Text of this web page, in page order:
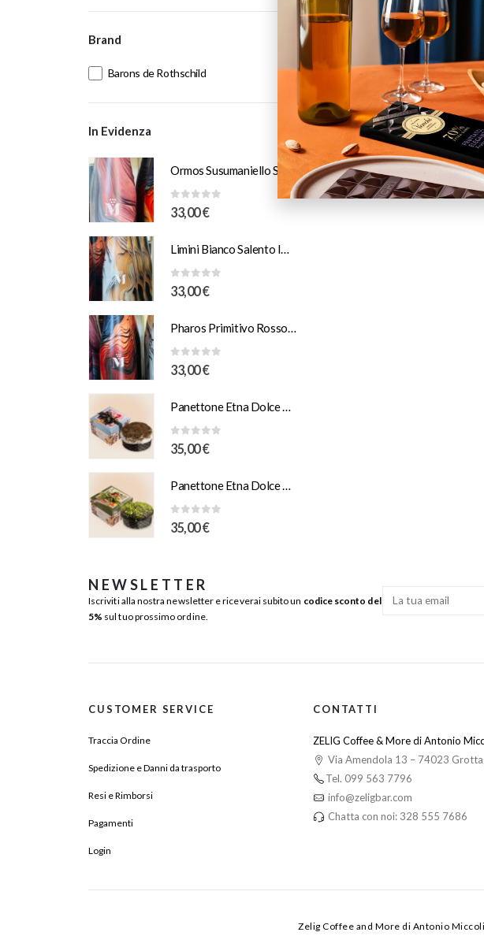
Brand
Barons de Rothschild
In Evidenza
Ormos Susumaniello Salento IGT Puglia 2025 Murciano Vini
0Su 5
33,00€
Limini Bianco Salento IGT Puglia 2025 Murciano Vini
0Su 5
33,00€
Pharos Primitivo Rosso IGT Salento 2025 Murciano
0Su 5
33,00€
Panettone Etna Dolce Vulcano Modicano al “Cioccolato di Modica I.G.P” da 1 Kg Scatola Illustrazione “Ferrau”
0Su 5
35,00€
Panettone Etna Dolce Vulcano e Pistacchio Salato 1Kg Scatola Illustrazione “Orlando”
0Su 5
35,00€
NEWSLETTER
Iscriviti alla nostra newsletter e riceverai subito un codice sconto del
5% sul tuo prossimo ordine.
CUSTOMER SERVICE
Traccia Ordine
Spedizione e Danni da trasporto
Resi e Rimborsi
Pagamenti
Login
CONTATTI
ZELIG Coffee & More di Antonio
Via Amendola 13 – 74023
Tel. 099 563 7796
info@zeligbar.com
Chatta con noi: 328 555 7686
Zelig Coffee and More di Antonio